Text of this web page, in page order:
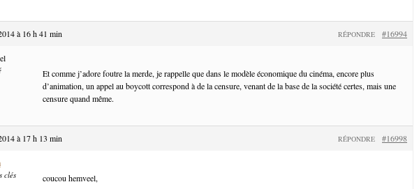
à 16 h 41 min #16994
RÉPONDRE
Et comme j’adore foutre la merde, je rappelle que dans le modèle économique du cinéma, encore plus
d’animation, un appel au boycott correspond à de la censure, venant de la base de la société certes, mais une
censure quand même.
à 17 h 13 min #16998
RÉPONDRE
clés
coucou hemveel,